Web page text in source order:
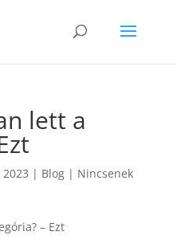
lett a
| Blog| Nincsenek